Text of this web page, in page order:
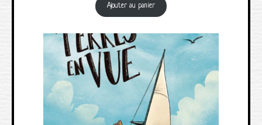
Ajouter au panier